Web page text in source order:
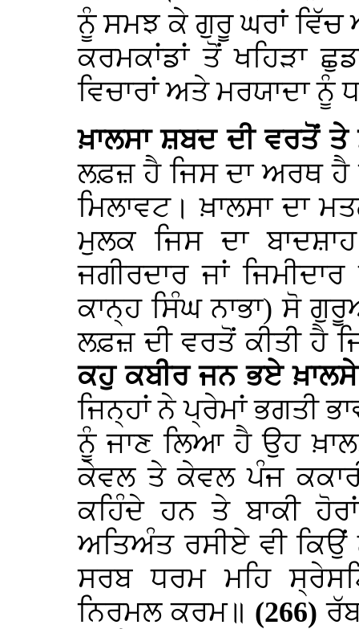
ਨੂੰ ਸਮਝ ਕੇ ਗੁਰੂ ਘਰਾਂ
ਕਰਮਕਾਂਡਾਂ ਤੋਂ ਖਹਿੜਾ
ਵਿਚਾਰਾਂ ਅਤੇ ਮਰਯਾਦਾ ਨੂੰ
ਖ਼ਾਲਸਾ ਸ਼ਬਦ ਦੀ ਵਰਤੋਂ ਤੇ
ਲਫ਼ਜ਼ ਹੈ ਜਿਸ ਦਾ ਅਰਥ ਹੈ
ਮਿਲਾਵਟ। ਖ਼ਾਲਸਾ ਦਾ
ਮੁਲਕ ਜਿਸ ਦਾ
ਜਗੀਰਦਾਰ ਜਾਂ
ਕਾਨ੍ਹ ਸਿੰਘ ਨਾਭਾ) ਸੋ
ਲਫ਼ਜ਼ ਦੀ ਵਰਤੋਂ ਕੀਤੀ ਹੈ
ਕਹੁ ਕਬੀਰ ਜਨ ਭਏ ਖ਼ਾਲਸੇ
ਜਿਨ੍ਹਾਂ ਨੇ ਪ੍ਰੇਮਾਂ ਭਗਤੀ
ਨੂੰ ਜਾਣ ਲਿਆ ਹੈ ਉਹ
ਕੇਵਲ ਤੇ ਕੇਵਲ ਪੰਜ
ਕਹਿੰਦੇ ਹਨ ਤੇ ਬਾਕੀ
ਅਤਿਅੰਤ ਰਸੀਏ ਵੀ
ਸਰਬ ਧਰਮ ਮਹਿ
ਨਿਰਮਲ ਕਰਮ॥ (266)